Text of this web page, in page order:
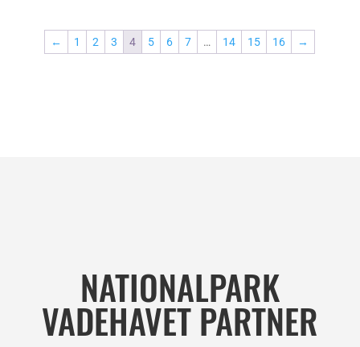
kr. 7.500,00
← 1 2 3 4 5 6 7 … 14 15 16 →
NATIONALPARK
VADEHAVET PARTNER